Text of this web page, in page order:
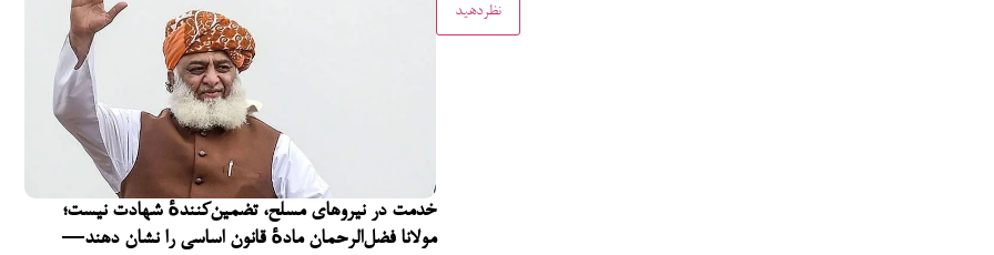
خدمت در نیروهای مسلح، تضمین‌کنندهٔ شهادت نیست؛
مولانا فضل‌الرحمان مادهٔ قانون اساسی را نشان دهند—